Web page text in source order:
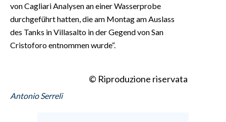
ANNUNCI
NECROLOGI
von Cagliari Analysen an einer Wasserprobe
durchgeführt hatten, die am Montag am Auslass
des Tanks in Villasalto in der Gegend von San
Cristoforo entnommen wurde“.
© Riproduzione riservata
Antonio Serreli